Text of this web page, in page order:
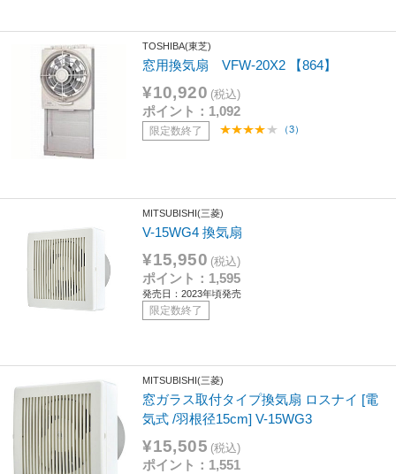
TOSHIBA(東芝)
窓用換気扇 VFW-20X2 【864】
¥10,920 (税込)
ポイント：1,092
限定数終了 （3）
MITSUBISHI(三菱)
V-15WG4 換気扇
¥15,950 (税込)
ポイント：1,595
発売日：2023年頃発売
限定数終了
MITSUBISHI(三菱)
窓ガラス取付タイプ換気扇 ロスナイ [電
気式 /羽根径15cm] V-15WG3
¥15,505 (税込)
ポイント：1,551